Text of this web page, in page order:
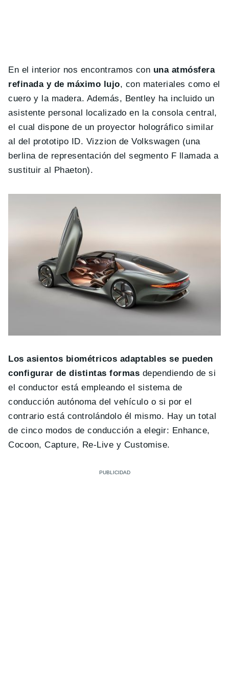
En el interior nos encontramos con una atmósfera
refinada y de máximo lujo, con materiales como el
cuero y la madera. Además, Bentley ha incluido un
asistente personal localizado en la consola central,
el cual dispone de un proyector holográfico similar
al del prototipo ID. Vizzion de Volkswagen (una
berlina de representación del segmento F llamada a
sustituir al Phaeton).
Los asientos biométricos adaptables se pueden
configurar de distintas formas dependiendo de si
el conductor está empleando el sistema de
conducción autónoma del vehículo o si por el
contrario está controlándolo él mismo. Hay un total
de cinco modos de conducción a elegir: Enhance,
Cocoon, Capture, Re-Live y Customise.